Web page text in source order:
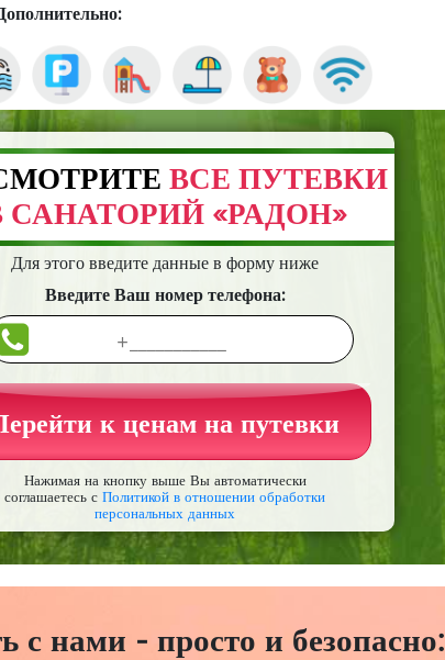
ВСЕ ПУТЕВКИ
САНАТОРИЙ «РАДОН»
Для этого введите данные в форму ниже
Введите Ваш номер телефона:
к ценам на путевки
Нажимая на кнопку выше Вы автоматически
соглашаетесь с Политикой в отношении обработки
персональных данных
с нами - просто и безопасно: